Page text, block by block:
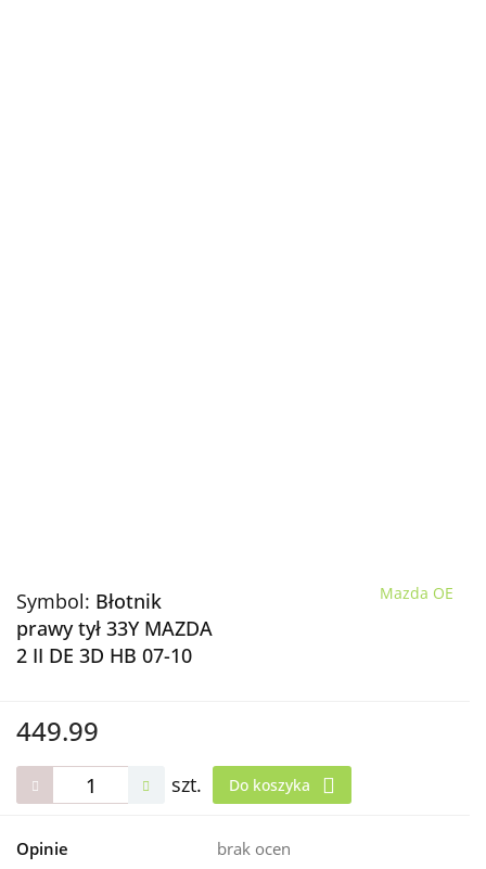
Symbol: Błotnik
prawy tył 33Y MAZDA
2 II DE 3D HB 07-10
Mazda OE
449.99
szt. Do koszyka
Opinie brak ocen